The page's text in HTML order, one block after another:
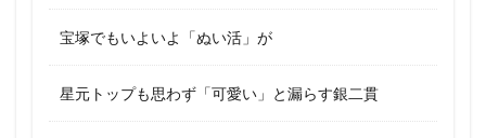
宝塚でもいよいよ「ぬい活」が
星元トップも思わず「可愛い」と漏らす銀二貫